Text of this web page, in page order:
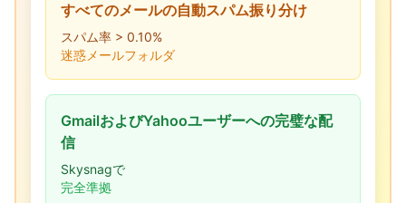
すべてのメールの自動スパム振り分け
スパム率 > 0.10%
迷惑メールフォルダ
GmailおよびYahooユーザーへの完璧な配
信
Skysnagで
完全準拠